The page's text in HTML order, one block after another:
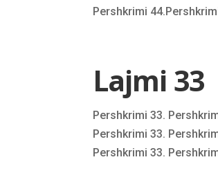
Pershkrimi
Lajmi 33
Pershkrimi 33.
Pershkrimi 33.
Pershkrimi 33.